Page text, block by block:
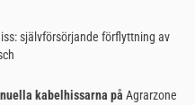
självförsörjande förflyttning av
kabelhissarna på Agrarzone